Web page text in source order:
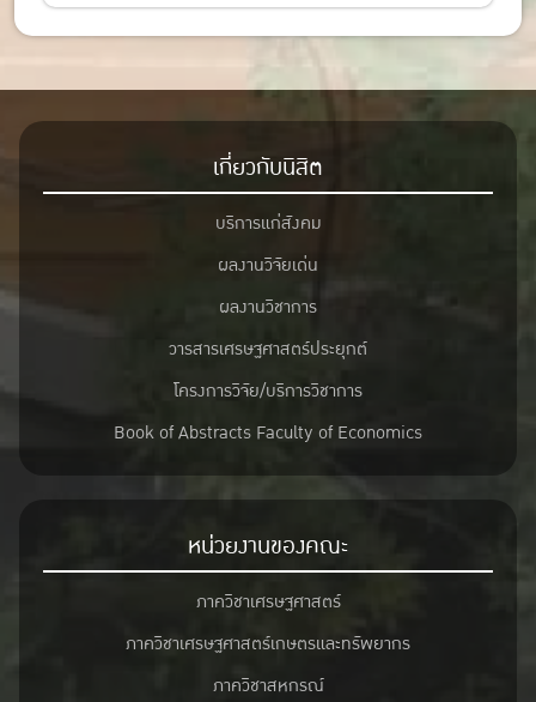
เกี่ยวกับนิสิต
บริการแก่สังคม
ผลงานวิจัยเด่น
ผลงานวิชาการ
วารสารเศรษฐศาสตร์ประยุกต์
โครงการวิจัย/บริการวิชาการ
Book of Abstracts Faculty of Economics
หน่วยงานของคณะ
ภาควิชาเศรษฐศาสตร์
ภาควิชาเศรษฐศาสตร์เกษตรและทรัพยากร
ภาควิชาสหกรณ์